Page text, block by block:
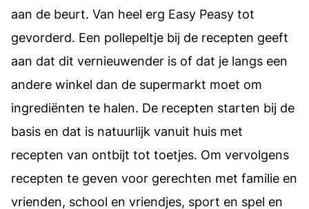
aan de beurt. Van heel erg Easy Peasy tot
gevorderd. Een pollepeltje bij de recepten geeft
aan dat dit vernieuwender is of dat je langs een
andere winkel dan de supermarkt moet om
ingrediënten te halen. De recepten starten bij de
basis en dat is natuurlijk vanuit huis met
recepten van ontbijt tot toetjes. Om vervolgens
recepten te geven voor gerechten met familie en
vrienden, school en vriendjes, sport en spel en